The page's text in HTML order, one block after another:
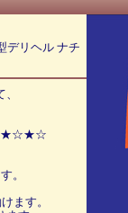
デリヘル ナチ
。
ます。